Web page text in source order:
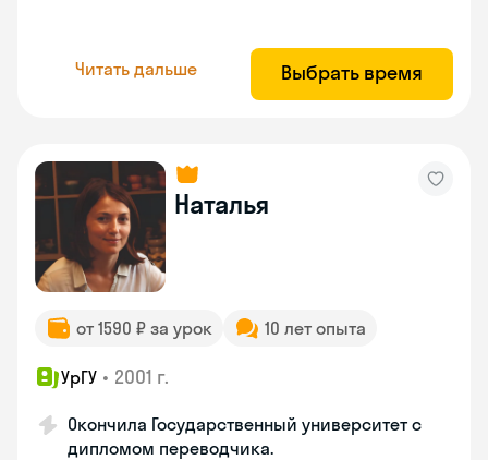
Читать дальше Выбрать время
Наталья
от 1590 ₽ за урок 10 лет опыта
УрГУ • 2001 г.
Окончила Государственный университет с
дипломом переводчика.